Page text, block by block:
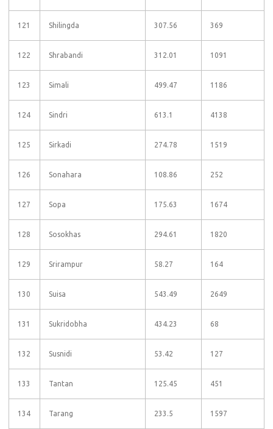
121 Shilingda 307.56 369
122 Shrabandi 312.01 1091
123 Simali 499.47 1186
124 Sindri 613.1 4138
125 Sirkadi 274.78 1519
126 Sonahara 108.86 252
127 Sopa 175.63 1674
128 Sosokhas 294.61 1820
129 Srirampur 58.27 164
130 Suisa 543.49 2649
131 Sukridobha 434.23 68
132 Susnidi 53.42 127
133 Tantan 125.45 451
134 Tarang 233.5 1597